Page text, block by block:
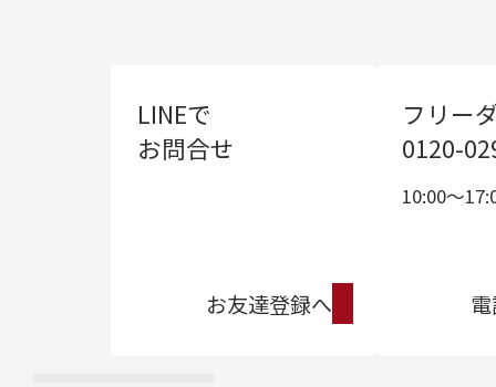
LINEで
お問合せ
お友達登録へ
フリー
0120-
10:00〜